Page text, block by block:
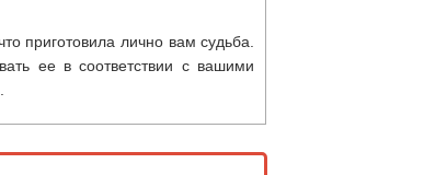
приготовила лично вам судьба.
ее в соответствии с вашими